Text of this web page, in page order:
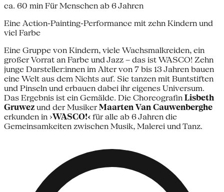
ca. 60 min Für Menschen ab 6 Jahren
Eine Action-Painting-Performance mit zehn Kindern und
viel Farbe
Eine Gruppe von Kindern, viele Wachsmalkreiden, ein
großer Vorrat an Farbe und Jazz – das ist WASCO! Zehn
junge Darsteller:innen im Alter von 7 bis 13 Jahren bauen
eine Welt aus dem Nichts auf. Sie tanzen mit Buntstiften
und Pinseln und erbauen dabei ihr eigenes Universum.
Das Ergebnis ist ein Gemälde. Die Choreografin Lisbeth
Gruwez und der Musiker Maarten Van Cauwenberghe
erkunden in ›WASCO!‹ für alle ab 6 Jahren die
Gemeinsamkeiten zwischen Musik, Malerei und Tanz.